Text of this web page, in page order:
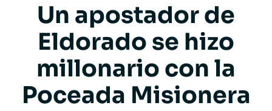
Un apostador de
Eldorado se hizo
millonario con la
Poceada Misionera